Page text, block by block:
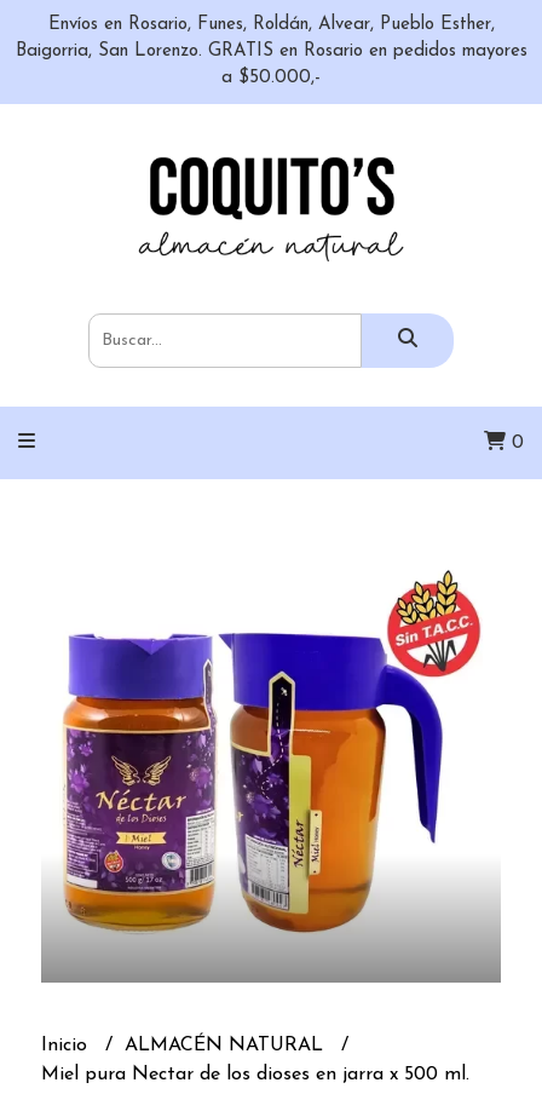
Envíos en Rosario, Funes, Roldán, Alvear, Pueblo Esther,
Baigorria, San Lorenzo. GRATIS en Rosario en pedidos mayores
a $50.000,-
0
Inicio
ALMACÉN NATURAL
Miel pura Nectar de los dioses en jarra x 500 ml.